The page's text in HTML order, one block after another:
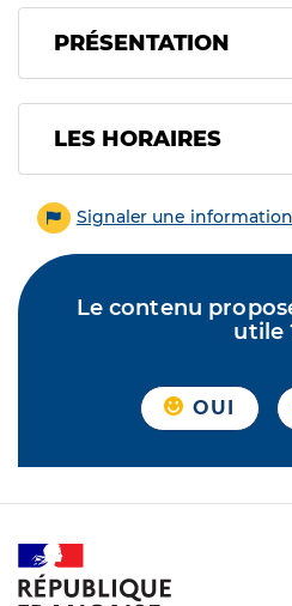
PRÉSENTATION
LES HORAIRES
Signaler une
Le contenu
utile
OUI